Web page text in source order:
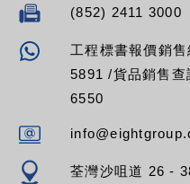
EGYXTW216SMZ
(852) 2411 3000
工程標書報價銷
5891 /貨品銷售
6550
荃灣沙咀道 26 -